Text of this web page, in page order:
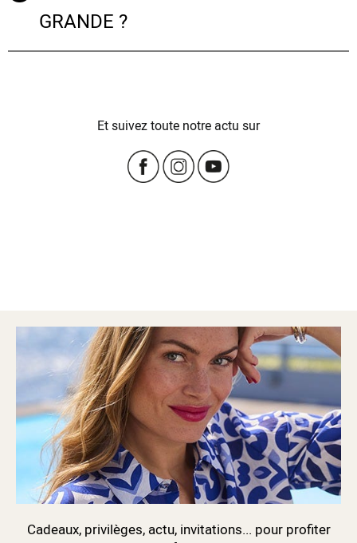
GRANDE ?
Et suivez toute notre actu sur
Cadeaux, privilèges, actu, invitations... pour profiter